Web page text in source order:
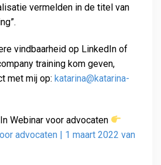
vermelden in de titel van
vindbaarheid op LinkedIn of
training kom geven,
met mij op: katarina@katarina-
Webinar voor advocaten
advocaten | 1 maart 2022 van